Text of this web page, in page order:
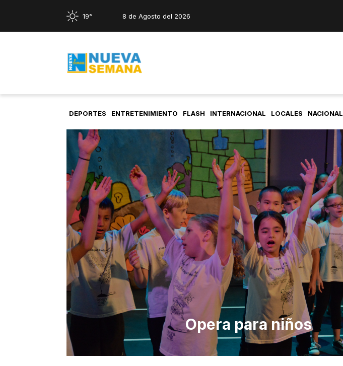
19° 8 de Agosto del 2026
DEPORTES ENTRETENIMIENTO FLASH INTERNACIONAL LOCALES NACIONAL
Opera para niños